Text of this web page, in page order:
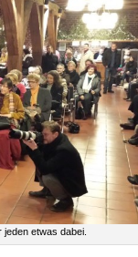
etwas dabei.